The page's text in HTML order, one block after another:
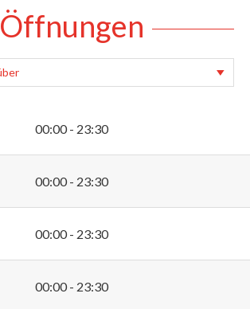
Öffnungen
00:00 - 23:30
00:00 - 23:30
00:00 - 23:30
00:00 - 23:30